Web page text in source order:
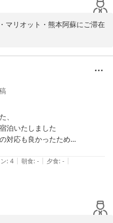
マリオット・熊本阿蘇にご滞在
上げます。
、こちらとしましても申し訳な
。
、阿蘇山、大観峰などの観光
見どころがまだまだございま
、心に残る更に深化したご滞
、
泊いたしました
対応も良かったため
ー、洗顔とか）を
と思いました
: 4 | 朝食: - | 夕食: - |